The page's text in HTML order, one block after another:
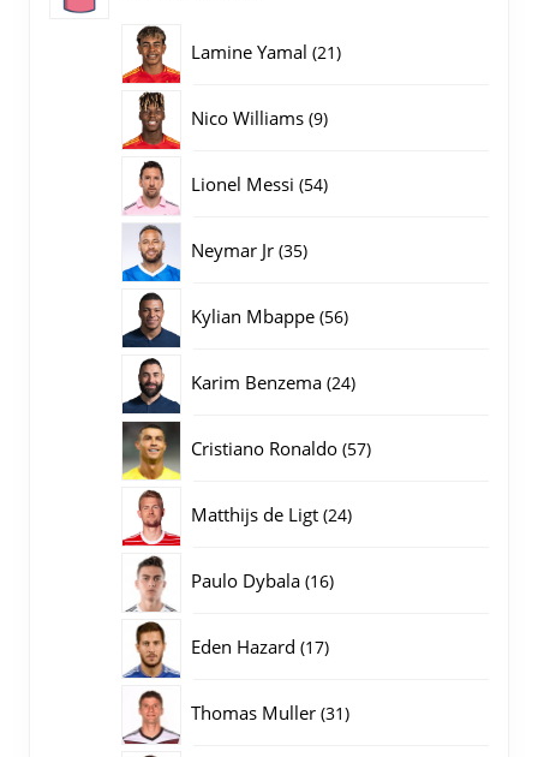
Lamine Yamal 2121
Nico Williams 99
Lionel Messi 5454
Neymar Jr 3535
Kylian Mbappe 5656
Karim Benzema 2424
Cristiano Ronaldo 5757
Matthijs de Ligt 2424
Paulo Dybala 1616
Eden Hazard 1717
Thomas Muller 3131